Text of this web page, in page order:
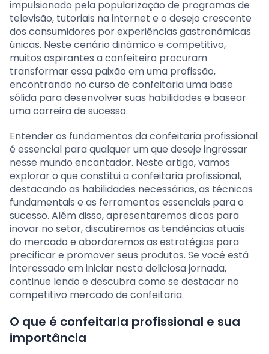
impulsionado pela popularização de programas de
televisão, tutoriais na internet e o desejo crescente
dos consumidores por experiências gastronômicas
únicas. Neste cenário dinâmico e competitivo,
muitos aspirantes a confeiteiro procuram
transformar essa paixão em uma profissão,
encontrando no curso de confeitaria uma base
sólida para desenvolver suas habilidades e basear
uma carreira de sucesso.
Entender os fundamentos da confeitaria profissional
é essencial para qualquer um que deseje ingressar
nesse mundo encantador. Neste artigo, vamos
explorar o que constitui a confeitaria profissional,
destacando as habilidades necessárias, as técnicas
fundamentais e as ferramentas essenciais para o
sucesso. Além disso, apresentaremos dicas para
inovar no setor, discutiremos as tendências atuais
do mercado e abordaremos as estratégias para
precificar e promover seus produtos. Se você está
interessado em iniciar nesta deliciosa jornada,
continue lendo e descubra como se destacar no
competitivo mercado de confeitaria.
O que é confeitaria profissional e sua
importância